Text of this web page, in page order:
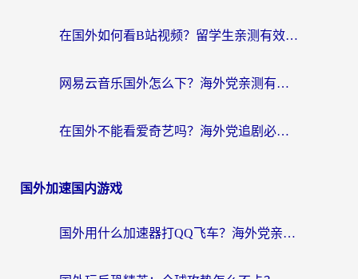
在国外如何看B站视频？留学生亲测有效的回国加速器选择指南
网易云音乐国外怎么下？海外党亲测有效的回国加速器指南
在国外不能看爱奇艺吗？海外党追剧必看的回国加速器选择指南
国外加速国内游戏
国外用什么加速器打QQ飞车？海外党亲测有效的国服游戏加速指南